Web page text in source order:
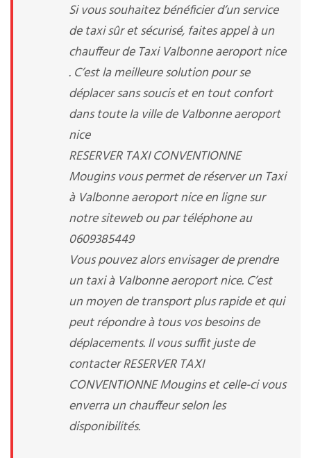
Si vous souhaitez bénéficier d’un service
de taxi sûr et sécurisé, faites appel à un
chauffeur de Taxi Valbonne aeroport nice
. C’est la meilleure solution pour se
déplacer sans soucis et en tout confort
dans toute la ville de Valbonne aeroport
nice
RESERVER TAXI CONVENTIONNE
Mougins vous permet de réserver un Taxi
à Valbonne aeroport nice en ligne sur
notre siteweb ou par téléphone au
0609385449
Vous pouvez alors envisager de prendre
un taxi à Valbonne aeroport nice. C’est
un moyen de transport plus rapide et qui
peut répondre à tous vos besoins de
déplacements. Il vous suffit juste de
contacter RESERVER TAXI
CONVENTIONNE Mougins et celle-ci vous
enverra un chauffeur selon les
disponibilités.